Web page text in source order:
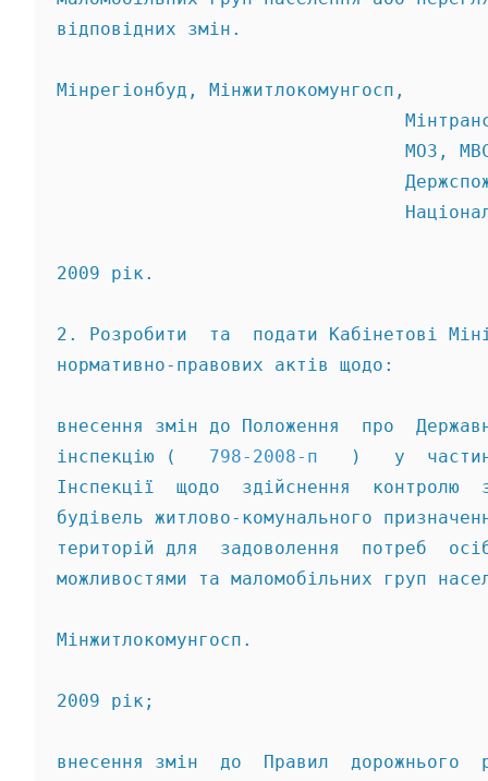
відповідних змін.
Мінрегіонбуд, Мінжитлокомунгосп,
МОЗ,
2009 рік.
2. Розробити  та  подати Кабінетові
нормативно-правових актів щодо:
внесення змін до Положення  про
інспекцію ( 798-2008-п
)   у
Інспекції  щодо  здійснення  контролю
будівель житлово-комунального
територій для  задоволення  потреб
можливостями та маломобільних груп
Мінжитлокомунгосп.
2009 рік;
внесення змін  до  Правил  дорожнього